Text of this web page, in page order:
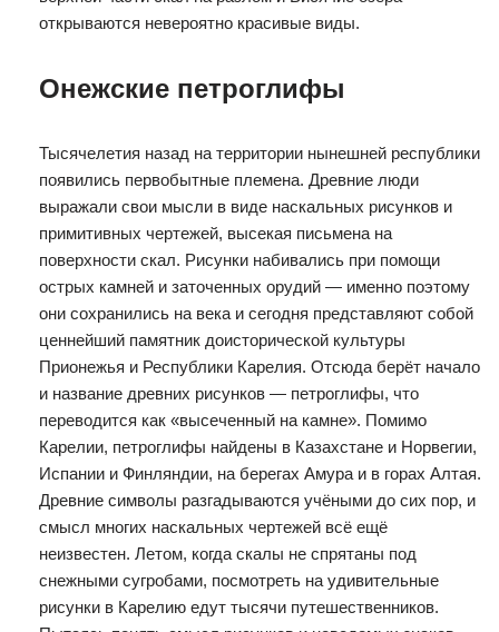
открываются невероятно красивые виды.
Онежские петроглифы
Тысячелетия назад на территории нынешней республики
появились первобытные племена. Древние люди
выражали свои мысли в виде наскальных рисунков и
примитивных чертежей, высекая письмена на
поверхности скал. Рисунки набивались при помощи
острых камней и заточенных орудий — именно поэтому
они сохранились на века и сегодня представляют собой
ценнейший памятник доисторической культуры
Прионежья и Республики Карелия. Отсюда берёт начало
и название древних рисунков — петроглифы, что
переводится как «высеченный на камне». Помимо
Карелии, петроглифы найдены в Казахстане и Норвегии,
Испании и Финляндии, на берегах Амура и в горах Алтая.
Древние символы разгадываются учёными до сих пор, и
смысл многих наскальных чертежей всё ещё
неизвестен. Летом, когда скалы не спрятаны под
снежными сугробами, посмотреть на удивительные
рисунки в Карелию едут тысячи путешественников.